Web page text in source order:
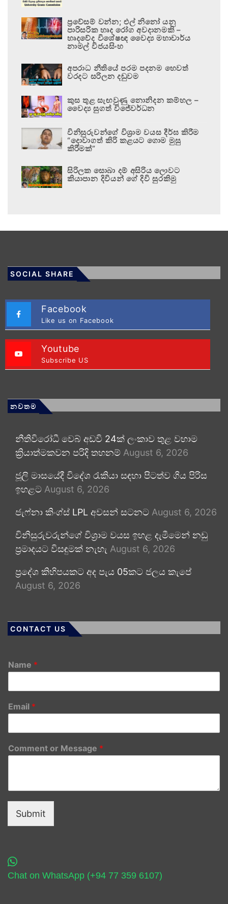
ප්‍රවේසම් වන්න; එල් නිනෝ යනු
පාරිසරික හෘද රෝග අවදානමකි –
හෘදවේද විශේෂඥ වෛද්‍ය මහාචාර්ය
නාමල් විජයසිංහ
අපරාධ නීතියේ පරම පදනම හෙවත්
වරදට සරිලන දඬුවම
කුස තුළ සැඟවුණු නොනිදන කම්හල –
වෛද්‍ය සුගත් විජේවර්ධන
විනිසුරුවන්ගේ විශ්‍රාම වයස දීර්ඝ කිරීම
“දොවාගත් කිරි කළයට ගොම මුසු
කිරීමක්”
සිරිලක සොබා දම් අසිරිය ලොවට
කියාපාන දිවියන් ගේ දිවි සුරකිමු
SOCIAL SHARE
Facebook
Like us on Facebook
Youtube
Subscribe US
නවතම
නීතිවිරෝධී වෙබ් අඩවි 24ක් ලංකාව තුළ වහාම
ක්‍රියාත්මකවන පරිදි තහනම් August 6, 2026
ජූලි මාසයේදී විදේශ රැකියා සඳහා පිටත්ව ගිය පිරිස
ඉහළට August 6, 2026
ජැෆ්නා කිංග්ස් LPL අවසන් සටනට August 6, 2026
විනිසුරුවරුන්ගේ විශ්‍රාම වයස ඉහළ දැමීමෙන් නඩු
ප්‍රමාදයට විසඳුමක් නැහැ August 6, 2026
ප්‍රදේශ කිහිපයකට අද පැය 05කට ජලය කැපේ
August 6, 2026
CONTACT US
Name *
Email *
Comment or Message *
Submit
Chat on WhatsApp (+94 77 359 6107)